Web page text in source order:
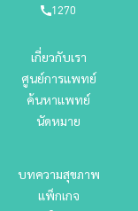
1270
เกี่ยวกับเรา
ศูนย์การแพทย์
ค้นหาแพทย์
นัดหมาย
บทความสุขภาพ
แพ็กเกจ